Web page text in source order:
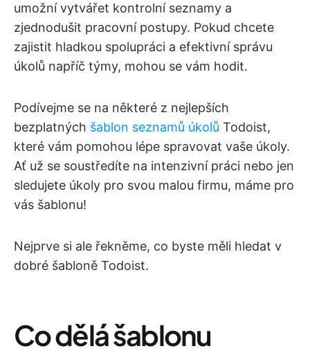
umožní vytvářet kontrolní seznamy a
zjednodušit pracovní postupy. Pokud chcete
zajistit hladkou spolupráci a efektivní správu
úkolů napříč týmy, mohou se vám hodit.
Podívejme se na některé z nejlepších
bezplatných šablon seznamů úkolů Todoist,
které vám pomohou lépe spravovat vaše úkoly.
Ať už se soustředíte na intenzivní práci nebo jen
sledujete úkoly pro svou malou firmu, máme pro
vás šablonu!
Nejprve si ale řekněme, co byste měli hledat v
dobré šabloně Todoist.
Co dělá šablonu